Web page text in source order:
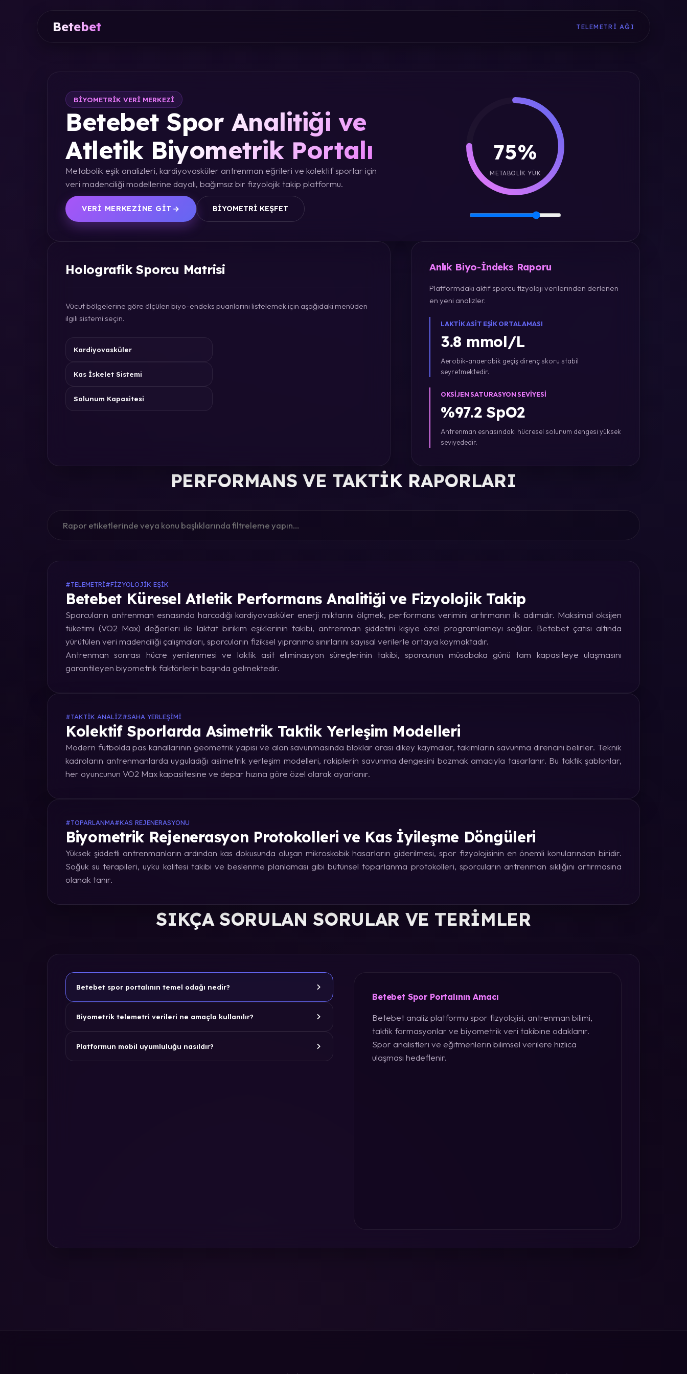
Betebet TELEMETRI AĞI
BIYOMETRIK VERI MERKEZI
Betebet Spor Analitiği ve
Atletik Biyometrik Portalı
Metabolik eşik analizleri, kardiyovasküler antrenman eğrileri ve kolektif sporlar için
veri madenciliği modellerine dayalı, bağımsız bir fizyolojik takip platformu.
VERI MERKEZINE GIT BIYOMETRI KEŞFET
75%
METABOLIK YÜK
Holografik Sporcu Matrisi
Vücut bölgelerine göre ölçülen biyo-endeks puanlarını listelemek için aşağıdaki menüden
ilgili sistemi seçin.
Kardiyovasküler
Kas İskelet Sistemi
Solunum Kapasitesi
Anlık Biyo-İndeks Raporu
Platformdaki aktif sporcu fizyoloji verilerinden derlenen
en yeni analizler.
LAKTIK ASIT EŞIK ORTALAMASI
3.8 mmol/L
Aerobik-anaerobik geçiş direnç skoru stabil
seyretmektedir.
OKSIJEN SATURASYON SEVIYESI
%97.2 SpO2
Antrenman esnasındaki hücresel solunum dengesi yüksek
seviyededir.
PERFORMANS VE TAKTIK RAPORLARI
#TELEMETRI#FIZYOLOJIK EŞIK
Betebet Küresel Atletik Performans Analitiği ve Fizyolojik Takip
Sporcuların antrenman esnasında harcadığı kardiyovasküler enerji miktarını ölçmek, performans verimini artırmanın ilk adımıdır. Maksimal oksijen
tüketimi (VO2 Max) değerleri ile laktat birikim eşiklerinin takibi, antrenman şiddetini kişiye özel programlamayı sağlar. Betebet çatısı altında
yürütülen veri madenciliği çalışmaları, sporcuların fiziksel yıpranma sınırlarını sayısal verilerle ortaya koymaktadır.
Antrenman sonrası hücre yenilenmesi ve laktik asit eliminasyon süreçlerinin takibi, sporcunun müsabaka günü tam kapasiteye ulaşmasını
garantileyen biyometrik faktörlerin başında gelmektedir.
#TAKTIK ANALIZ#SAHA YERLEŞIMI
Kolektif Sporlarda Asimetrik Taktik Yerleşim Modelleri
Modern futbolda pas kanallarının geometrik yapısı ve alan savunmasında bloklar arası dikey kaymalar, takımların savunma direncini belirler. Teknik
kadroların antrenmanlarda uyguladığı asimetrik yerleşim modelleri, rakiplerin savunma dengesini bozmak amacıyla tasarlanır. Bu taktik şablonlar,
her oyuncunun VO2 Max kapasitesine ve depar hızına göre özel olarak ayarlanır.
#TOPARLANMA#KAS REJENERASYONU
Biyometrik Rejenerasyon Protokolleri ve Kas İyileşme Döngüleri
Yüksek şiddetli antrenmanların ardından kas dokusunda oluşan mikroskobik hasarların giderilmesi, spor fizyolojisinin en önemli konularından biridir.
Soğuk su terapileri, uyku kalitesi takibi ve beslenme planlaması gibi bütünsel toparlanma protokolleri, sporcuların antrenman sıklığını artırmasına
olanak tanır.
SIKÇA SORULAN SORULAR VE TERIMLER
Betebet spor portalının temel odağı nedir?
Biyometrik telemetri verileri ne amaçla kullanılır?
Platformun mobil uyumluluğu nasıldır?
Betebet Spor Portalının Amacı
Betebet analiz platformu spor fizyolojisi, antrenman bilimi,
taktik formasyonlar ve biyometrik veri takibine odaklanır.
Spor analistleri ve eğitmenlerin bilimsel verilere hızlıca
ulaşması hedeflenir.